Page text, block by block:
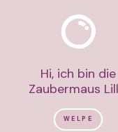
Hi, ich bin die
Zaubermaus
WELPE